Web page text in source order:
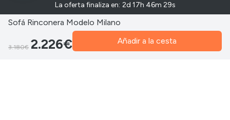
La oferta finaliza en: 2d 17h 46m 28s
Sofá Rinconera Modelo Milano
3.180€ 2.226€ Añadir a la cesta